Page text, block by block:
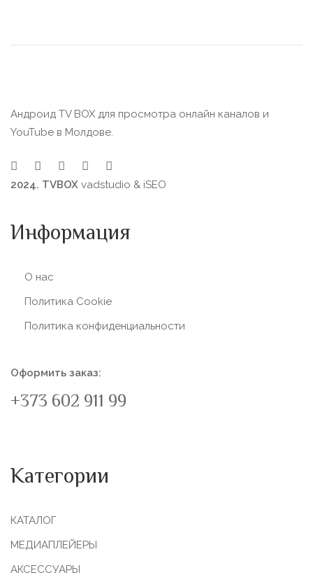
Андроид TV BOX для просмотра онлайн каналов и
YouTube в Молдове.
2024. TVBOX vadstudio & iSEO
Информация
О нас
Политика Сookie
Политика конфиденциальности
Оформить заказ:
+373 602 911 99
Категории
КАТАЛОГ
МЕДИАПЛЕЙЕРЫ
АКСЕССУАРЫ